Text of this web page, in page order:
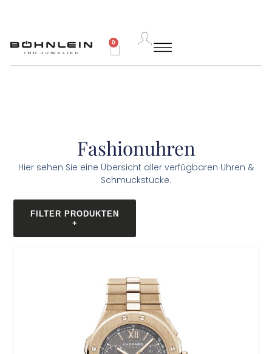
0
Fashionuhren
Hier sehen Sie eine Übersicht aller verfügbaren Uhren &
Schmuckstücke.
FILTER PRODUKTEN
+